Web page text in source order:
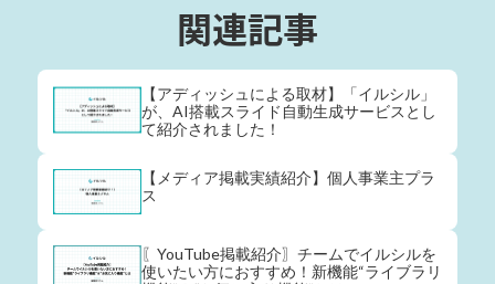
関連記事
【アディッシュによる取材】「イルシル」
が、AI搭載スライド自動生成サービスとし
て紹介されました！
【メディア掲載実績紹介】個人事業主プラ
ス
〖YouTube掲載紹介〗チームでイルシルを
使いたい方におすすめ！新機能“ライブラリ